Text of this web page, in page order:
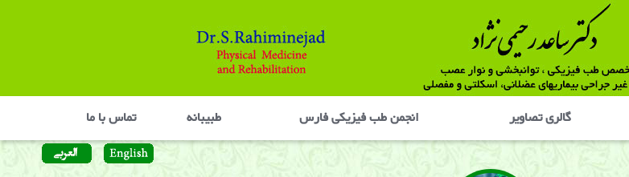
گالری تصاوير انجمن طب فیزیکی فارس طبیبانه تماس با ما